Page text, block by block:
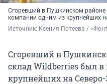
Сгоревший в Пушкинском районе
компании одним из крупнейших
Источник: Ксения Потеева /
Сгоревший в
склад Wildberries был
крупнейших на Северо-